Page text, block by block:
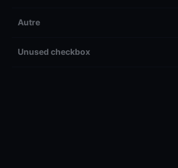
Autre
Unused checkbox